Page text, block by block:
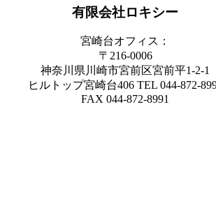
有限会社ロキシー
宮崎台オフィス：
〒216-0006
神奈川県川崎市宮前区宮前平1-2-1
ヒルトップ宮崎台406 TEL 044-872-
FAX 044-872-8991